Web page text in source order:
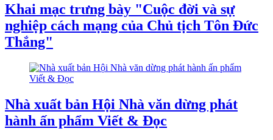
Khai mạc trưng bày "Cuộc đời và sự
nghiệp cách mạng của Chủ tịch Tôn Đức
Thắng"
Nhà xuất bản Hội Nhà văn dừng phát
hành ấn phẩm Viết & Đọc